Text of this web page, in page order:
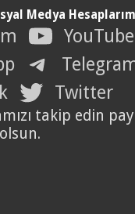
Medya
YouTube
Twitter
takip edin